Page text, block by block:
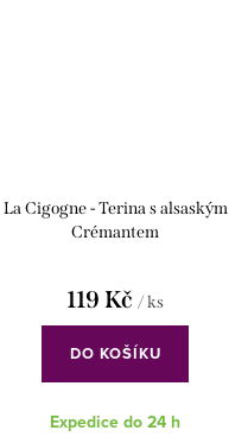
La Cigogne - Terina s alsaským
Crémantem
119 Kč / ks
DO KOŠÍKU
Expedice do 24 h